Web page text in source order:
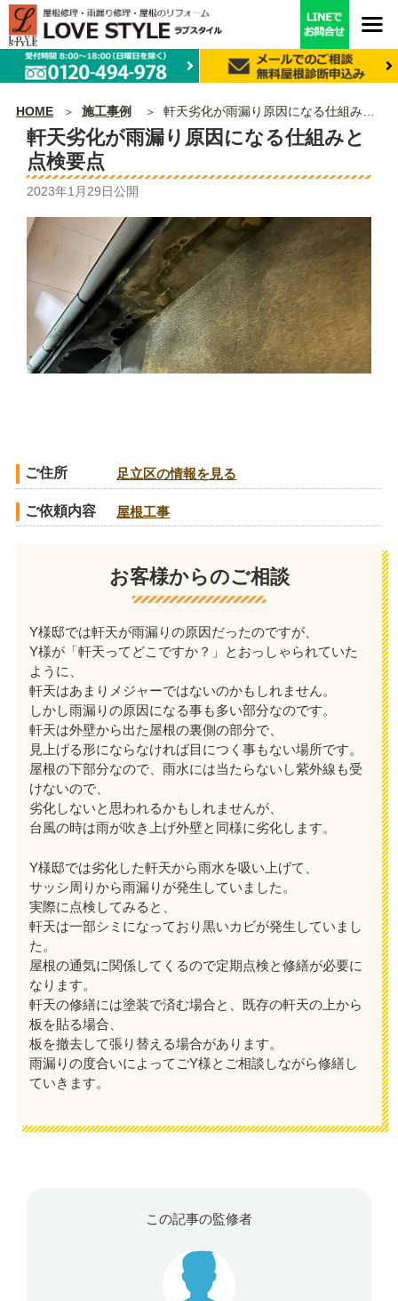
HOME 施工事例 軒天劣化が雨漏り原因になる仕組みと点検要点
軒天劣化が雨漏り原因になる仕組みと
点検要点
2023年1月29日公開
ご住所 足立区の情報を見る
ご依頼内容 屋根工事
お客様からのご相談
Y様邸では軒天が雨漏りの原因だったのですが、
Y様が「軒天ってどこですか？」とおっしゃられていた
ように、
軒天はあまりメジャーではないのかもしれません。
しかし雨漏りの原因になる事も多い部分なのです。
軒天は外壁から出た屋根の裏側の部分で、
見上げる形にならなければ目につく事もない場所です。
屋根の下部分なので、雨水には当たらないし紫外線も受
けないので、
劣化しないと思われるかもしれませんが、
台風の時は雨が吹き上げ外壁と同様に劣化します。
Y様邸では劣化した軒天から雨水を吸い上げて、
サッシ周りから雨漏りが発生していました。
実際に点検してみると、
軒天は一部シミになっており黒いカビが発生していまし
た。
屋根の通気に関係してくるので定期点検と修繕が必要に
なります。
軒天の修繕には塗装で済む場合と、既存の軒天の上から
板を貼る場合、
板を撤去して張り替える場合があります。
雨漏りの度合いによってごY様とご相談しながら修繕し
ていきます。
この記事の監修者